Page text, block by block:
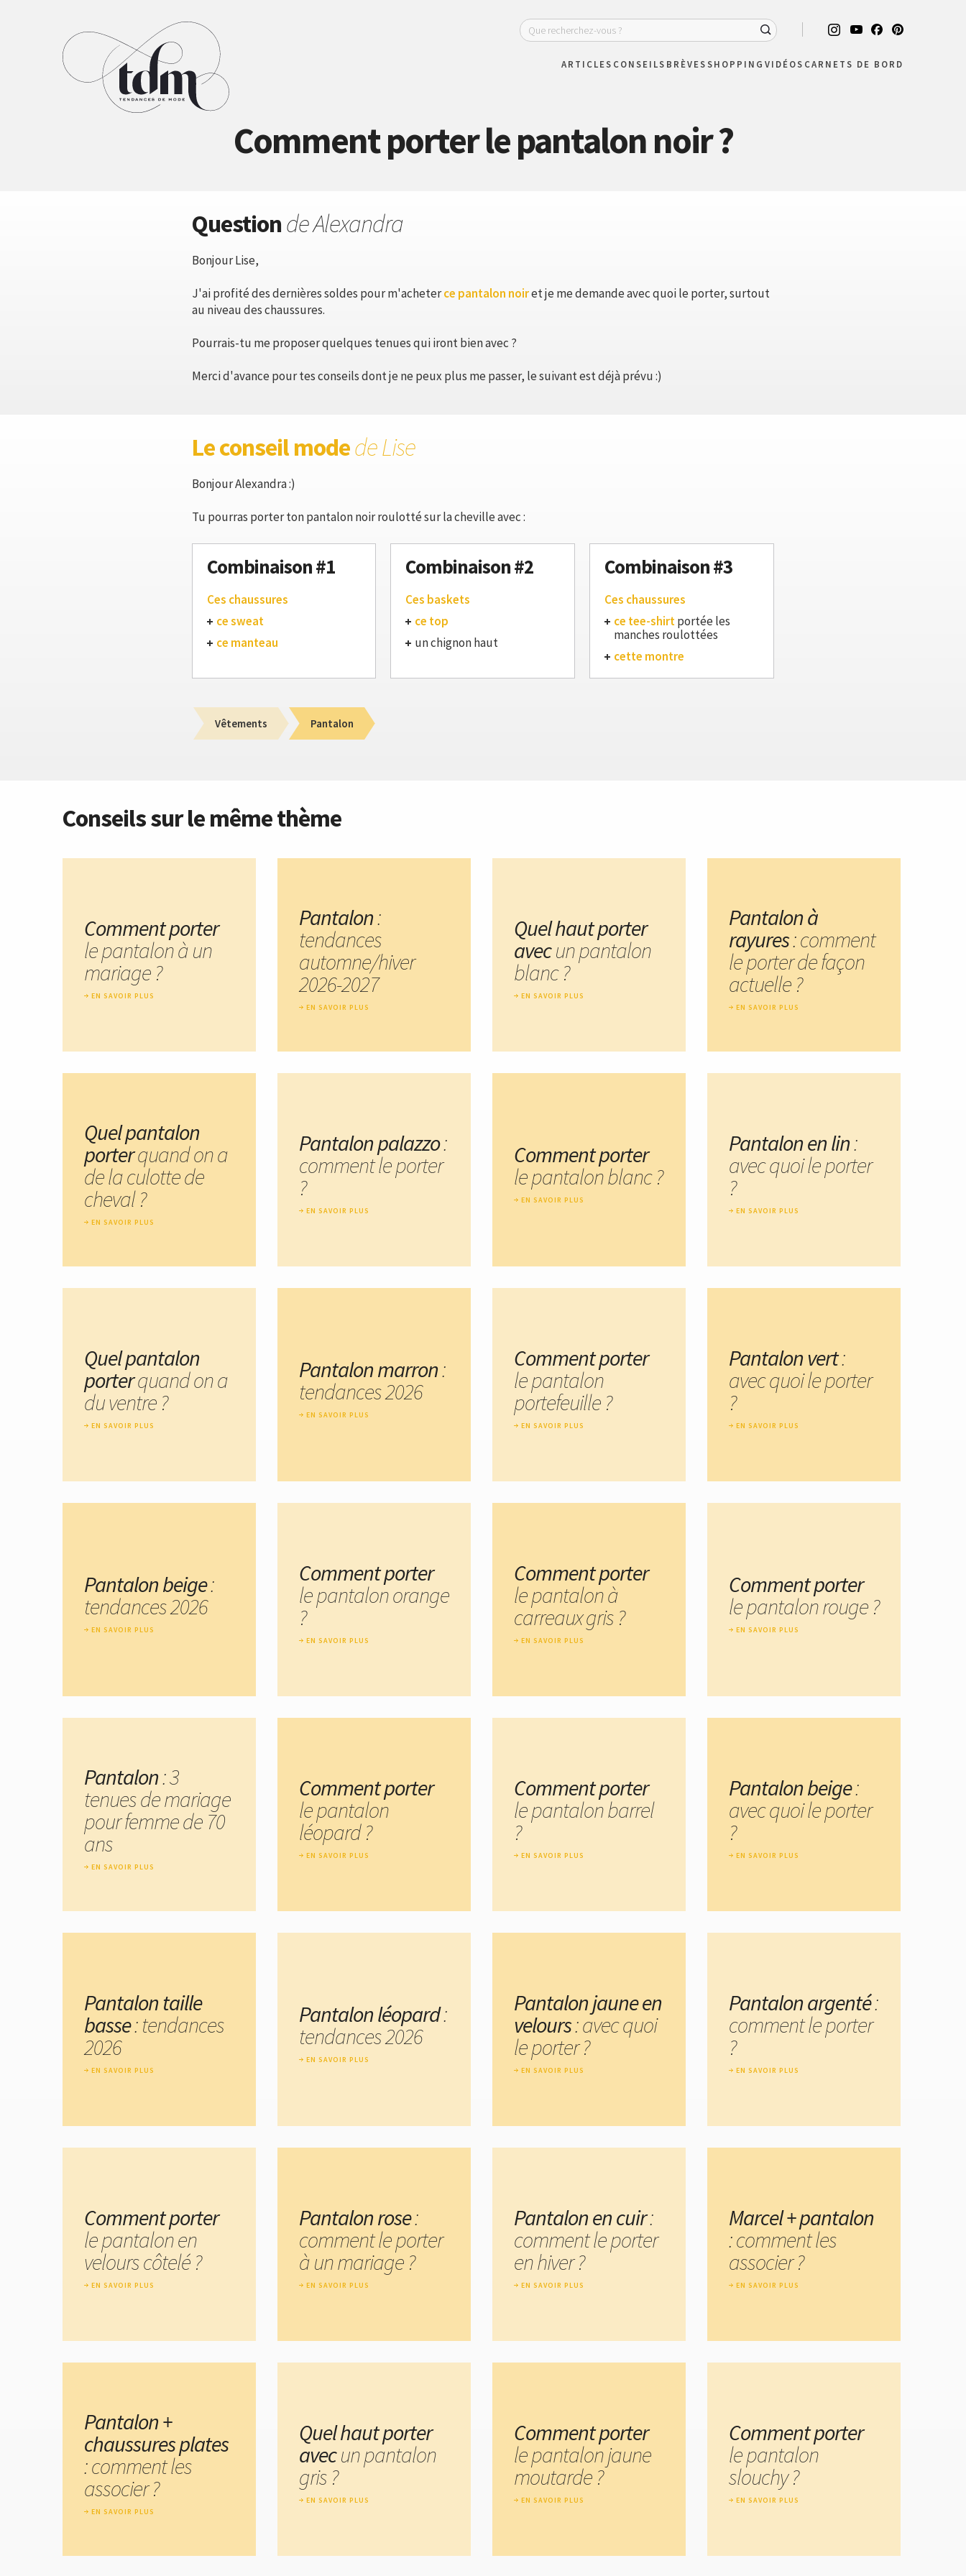
ARTICLES CONSEILS BRÈVESSHOPPING VIDÉOS CARNETS DE BORD
Comment porter le pantalon noir ?
Questionde Alexandra
Bonjour Lise,
J'ai profité des dernières soldes pour m'acheterce pantalon noiret je me demande avec quoi le porter, surtout
au niveau des chaussures.
Pourrais-tu me proposer quelques tenues qui iront bien avec ?
Merci d'avance pour tes conseils dont je ne peux plus me passer, le suivant est déjà prévu :)
Le conseil modede Lise
Bonjour Alexandra :)
Tu pourras porter ton pantalon noir roulotté sur la cheville avec :
Combinaison #1
Ces chaussures
ce sweat
ce manteau
Combinaison #2
Ces baskets
ce top
un chignon haut
Combinaison #3
Ces chaussures
ce tee-shirtportée les
manches roulottées
cette montre
Vêtements Pantalon
Conseils sur le même thème
Comment porter
le pantalon à un
mariage ?
EN SAVOIR PLUS
Pantalon:
tendances
automne/hiver
2026-2027
EN SAVOIR PLUS
Quel haut porter
avecun pantalon
blanc ?
EN SAVOIR PLUS
Pantalon à
rayures: comment
le porter de façon
actuelle ?
EN SAVOIR PLUS
Quel pantalon
porterquand on a
de la culotte de
cheval ?
EN SAVOIR PLUS
Pantalon palazzo:
comment le porter
?
EN SAVOIR PLUS
Comment porter
le pantalon blanc ?
EN SAVOIR PLUS
Pantalon en lin:
avec quoi le porter
?
EN SAVOIR PLUS
Quel pantalon
porterquand on a
du ventre ?
EN SAVOIR PLUS
Pantalon marron:
tendances 2026
EN SAVOIR PLUS
Comment porter
le pantalon
portefeuille ?
EN SAVOIR PLUS
Pantalon vert:
avec quoi le porter
?
EN SAVOIR PLUS
Pantalon beige:
tendances 2026
EN SAVOIR PLUS
Comment porter
le pantalon orange
?
EN SAVOIR PLUS
Comment porter
le pantalon à
carreaux gris ?
EN SAVOIR PLUS
Comment porter
le pantalon rouge ?
EN SAVOIR PLUS
Pantalon: 3
tenues de mariage
pour femme de 70
ans
EN SAVOIR PLUS
Comment porter
le pantalon
léopard ?
EN SAVOIR PLUS
Comment porter
le pantalon barrel
?
EN SAVOIR PLUS
Pantalon beige:
avec quoi le porter
?
EN SAVOIR PLUS
Pantalon taille
basse: tendances
2026
EN SAVOIR PLUS
Pantalon léopard:
tendances 2026
EN SAVOIR PLUS
Pantalon jaune en
velours: avec quoi
le porter ?
EN SAVOIR PLUS
Pantalon argenté:
comment le porter
?
EN SAVOIR PLUS
Comment porter
le pantalon en
velours côtelé ?
EN SAVOIR PLUS
Pantalon rose:
comment le porter
à un mariage ?
EN SAVOIR PLUS
Pantalon en cuir:
comment le porter
en hiver ?
EN SAVOIR PLUS
Marcel + pantalon
: comment les
associer ?
EN SAVOIR PLUS
Pantalon +
chaussures plates
: comment les
associer ?
EN SAVOIR PLUS
Quel haut porter
avecun pantalon
gris ?
EN SAVOIR PLUS
Comment porter
le pantalon jaune
moutarde ?
EN SAVOIR PLUS
Comment porter
le pantalon
slouchy ?
EN SAVOIR PLUS